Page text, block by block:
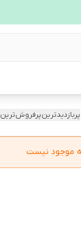
پربازدیدترینپرفروش‌ترین
موجود نیست